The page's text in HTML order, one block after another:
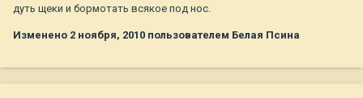
дуть щеки и бормотать всякое под нос.
Изменено 2 ноября, 2010 пользователем Белая Псина